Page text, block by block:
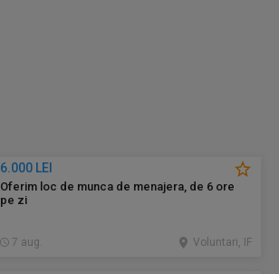
6.000 LEI
Oferim loc de munca de menajera, de 6 ore
pe zi
7 aug. Voluntari, IF